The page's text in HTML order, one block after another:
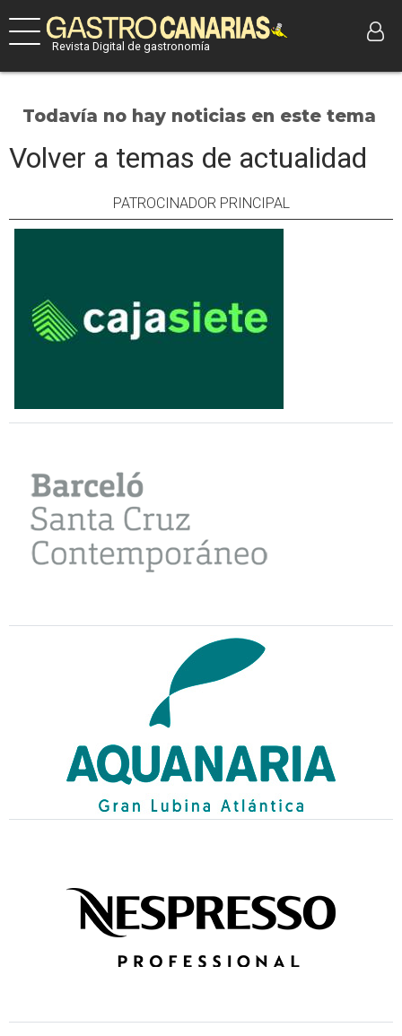
Revista Digital de gastronomía
Todavía no hay noticias en este tema
Volver a temas de actualidad
PATROCINADOR PRINCIPAL